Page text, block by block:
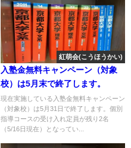
紅萌会(こうほうかい)
入塾金無料キャンペーン（対象
校）は5月末で終了します。
現在実施している入塾金無料キャンペーン
（対象校）は5月31日で終了します。個別
指導コースの受け入れ定員が残り2名
（5/16日現在）となってい...